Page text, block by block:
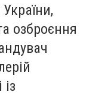
озброєння